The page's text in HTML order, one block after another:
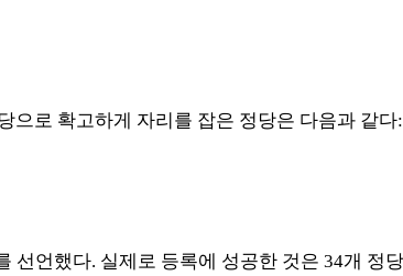
으로 확고하게 자리를 잡은 정당은 다음과 같다
선언했다. 실제로 등록에 성공한 것은 34개 정